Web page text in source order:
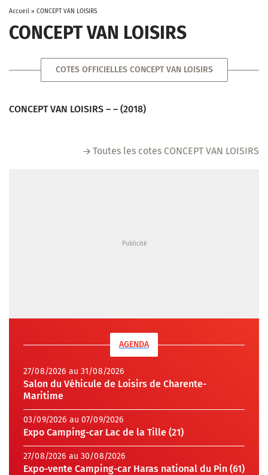
Accueil» CONCEPT VAN LOISIRS
CONCEPT VAN LOISIRS
COTES OFFICIELLES CONCEPT VAN LOISIRS
CONCEPT VAN LOISIRS – – (2018)
Toutes les cotes CONCEPT VAN LOISIRS
AGENDA
27/08/2026 au 31/08/2026
Salon du Véhicule de Loisirs de Charente-
Maritime
03/09/2026 au 07/09/2026
Expo Camping-car Lac de la Tille (21)
27/08/2026 au 30/08/2026
Expo-vente Camping-car Haras national du Pin (61)